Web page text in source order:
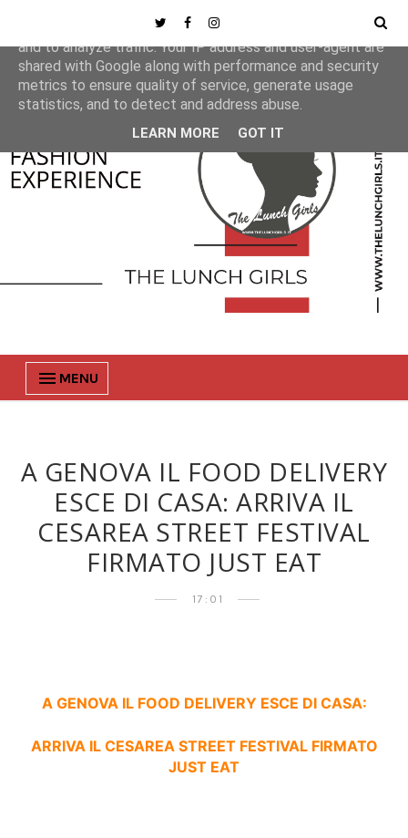
MENU
A GENOVA IL FOOD DELIVERY
ESCE DI CASA: ARRIVA IL
CESAREA STREET FESTIVAL
FIRMATO JUST EAT
17:01
A GENOVA IL FOOD DELIVERY ESCE DI CASA:
ARRIVA IL CESAREA STREET FESTIVAL FIRMATO
JUST EAT
This site uses cookies from Google to deliver its services
and to analyze traffic. Your IP address and user-agent are
shared with Google along with performance and security
metrics to ensure quality of service, generate usage
statistics, and to detect and address abuse.
LEARN MORE GOT IT